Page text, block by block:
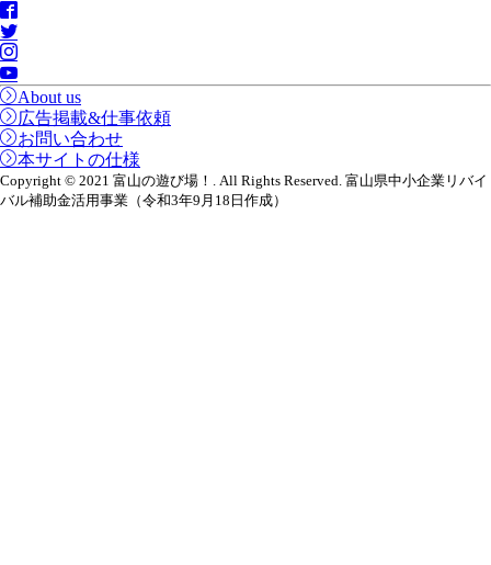
About us
広告掲載&仕事依頼
お問い合わせ
本サイトの仕様
Copyright © 2021 富山の遊び場！. All Rights Reserved. 富山県中小企業リバイ
バル補助金活用事業（令和3年9月18日作成）